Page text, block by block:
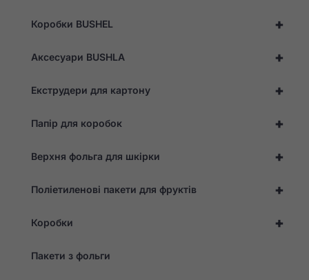
+
Коробки BUSHEL
+
Аксесуари BUSHLA
+
Екструдери для картону
+
Папір для коробок
+
Верхня фольга для шкірки
+
Поліетиленові пакети для фруктів
+
Коробки
Пакети з фольги
персоналізований